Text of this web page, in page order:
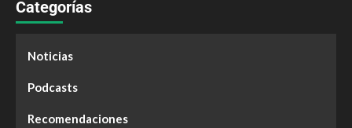
Categorías
Noticias
Podcasts
Recomendaciones